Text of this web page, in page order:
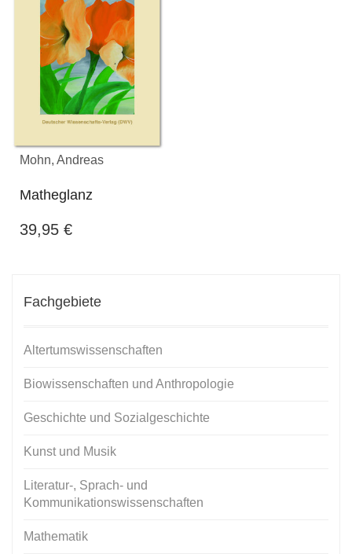
Mohn, Andreas
Matheglanz
39,95 €
Fachgebiete
Altertumswissenschaften
Biowissenschaften und Anthropologie
Geschichte und Sozialgeschichte
Kunst und Musik
Literatur-, Sprach- und
Kommunikationswissenschaften
Mathematik